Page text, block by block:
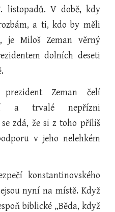
listopadů. V době, kdy
a ti, kdo by měli
je Miloš Zeman věrný
dolních deseti
Zeman čelí
a trvalé nepřízni
zdá, že si z toho příliš
v jeho nelehkém
konstantinovského
nyní na místě. Když
biblické „Běda, když